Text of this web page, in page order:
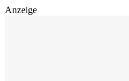
Anzeige